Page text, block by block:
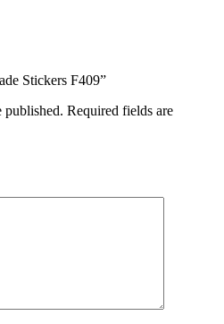
Stickers F409”
published. Required fields are